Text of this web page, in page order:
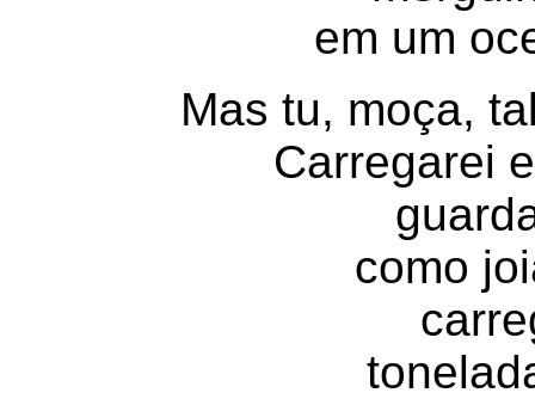
em um
Mas tu, moça,
Carregarei
como